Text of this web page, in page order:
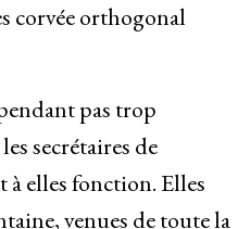
corvée orthogonal
pas trop
secrétaires de
elles fonction. Elles
venues de toute la